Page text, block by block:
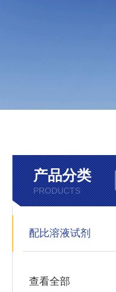
产品分类
PRODUCTS
配比溶液试剂
查看全部